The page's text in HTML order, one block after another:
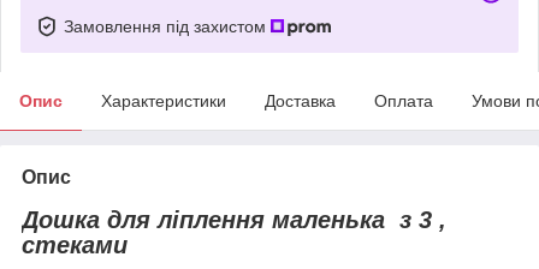
Замовлення під захистом
Опис Характеристики Доставка Оплата Умови
Опис
Дошка для ліплення маленька з 3 ,
стеками